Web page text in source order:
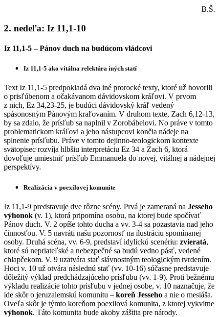
B.Š.
2. nedeľa: Iz 11,1-10
Iz 11,1-5 – Pánov duch na budúcom vládcovi
Iz 11,1-5 ako vitálna relektúra iných statí
Text Iz 11,1-5 predpokladá dva iné prorocké texty, ktoré už hovorili
o prisľúbenom a očakávanom dávidovskom kráľovi. V prvom
z nich, Ez 34,23-25, je budúci dávidovský kráľ vedený
spásonosným Pánovým kraľovaním. V druhom texte, Zach 6,12-13,
by sa zdalo, že prísľub sa naplnil v Zorobábelovi. No práve v tomto
problematickom kráľovi a jeho nástupcovi končia nádeje na
splnenie prísľubu. Práve v tomto dejinno-teologickom kontexte
svätopisec rozvíja hlbšiu interpretáciu Ez 34 a Zach 6, ktorá
dovoľuje umiestniť prísľub Emmanuela do novej, vitálnej a nádejnej
perspektívy.
Realizácia v poexilovej komunite
Iz 11,1-9 predstavuje dve rôzne scény. Prvá je zameraná na Jesseho
výhonok (v. 1), ktorá pripomína osobu, na ktorej bude spočívať
Pánov duch. V. 2 opíše tohto ducha a vv. 3-4 sa pozastavia nad jeho
činnosťou. V. 5 navráti našu pozornosť na ilustráciu spomínanej
osoby. Druhá scéna, vv. 6-9, predstaví idylickú scenériu: zvieratá,
ktoré sú nepriateľské a nebezpečné sa budú vedno pásť, vedené
chlapčekom. V. 9 uzatvára stať slávnostným teologickým tvrdením.
Hoci v. 10 už otvára následnú stať (vv. 10-16) súčasne predstavuje
dôležitý výklad predchádzajúceho prísľubu (vv. 1-9). Proti bežnému
výkladu realizácie tohto prísľubu v jednej osobe, v. 10 naznačuje, že
ide skôr o jeruzalemskú komunitu – koreň Jesseho a nie o mesiáša.
Oveľa skôr je týmto koreňom poexilová komunita, z ktorej vykvitne
výhonok. Táto komunita bude akoby záštita pre národy.